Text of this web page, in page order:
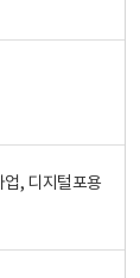
업, 디지털포용